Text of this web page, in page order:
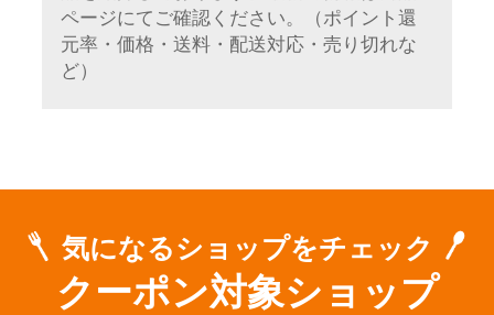
ページにてご確認ください。（ポイント還
元率・価格・送料・配送対応・売り切れな
ど）
気になるショップをチェック
クーポン対象ショップ